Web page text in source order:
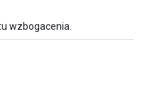
wzbogacenia.